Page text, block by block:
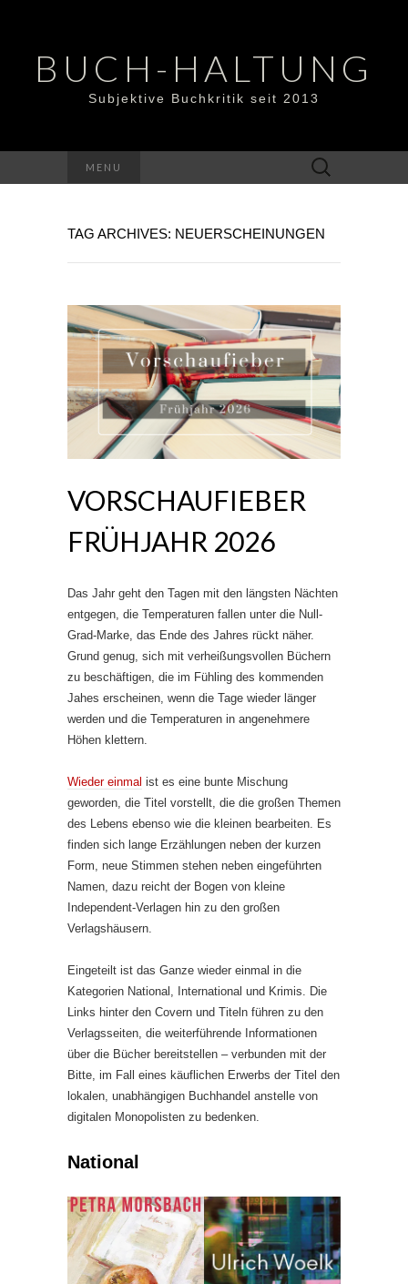
BUCH-HALTUNG
Subjektive Buchkritik seit 2013
MENU
Suchen
nach:
TAG ARCHIVES: NEUERSCHEINUNGEN
VORSCHAUFIEBER
FRÜHJAHR 2026
Das Jahr geht den Tagen mit den längsten Nächten
entgegen, die Temperaturen fallen unter die Null-
Grad-Marke, das Ende des Jahres rückt näher.
Grund genug, sich mit verheißungsvollen Büchern
zu beschäftigen, die im Fühling des kommenden
Jahes erscheinen, wenn die Tage wieder länger
werden und die Temperaturen in angenehmere
Höhen klettern.
Wieder einmal ist es eine bunte Mischung
geworden, die Titel vorstellt, die die großen Themen
des Lebens ebenso wie die kleinen bearbeiten. Es
finden sich lange Erzählungen neben der kurzen
Form, neue Stimmen stehen neben eingeführten
Namen, dazu reicht der Bogen von kleine
Independent-Verlagen hin zu den großen
Verlagshäusern.
Eingeteilt ist das Ganze wieder einmal in die
Kategorien National, International und Krimis. Die
Links hinter den Covern und Titeln führen zu den
Verlagsseiten, die weiterführende Informationen
über die Bücher bereitstellen – verbunden mit der
Bitte, im Fall eines käuflichen Erwerbs der Titel den
lokalen, unabhängigen Buchhandel anstelle von
digitalen Monopolisten zu bedenken.
National